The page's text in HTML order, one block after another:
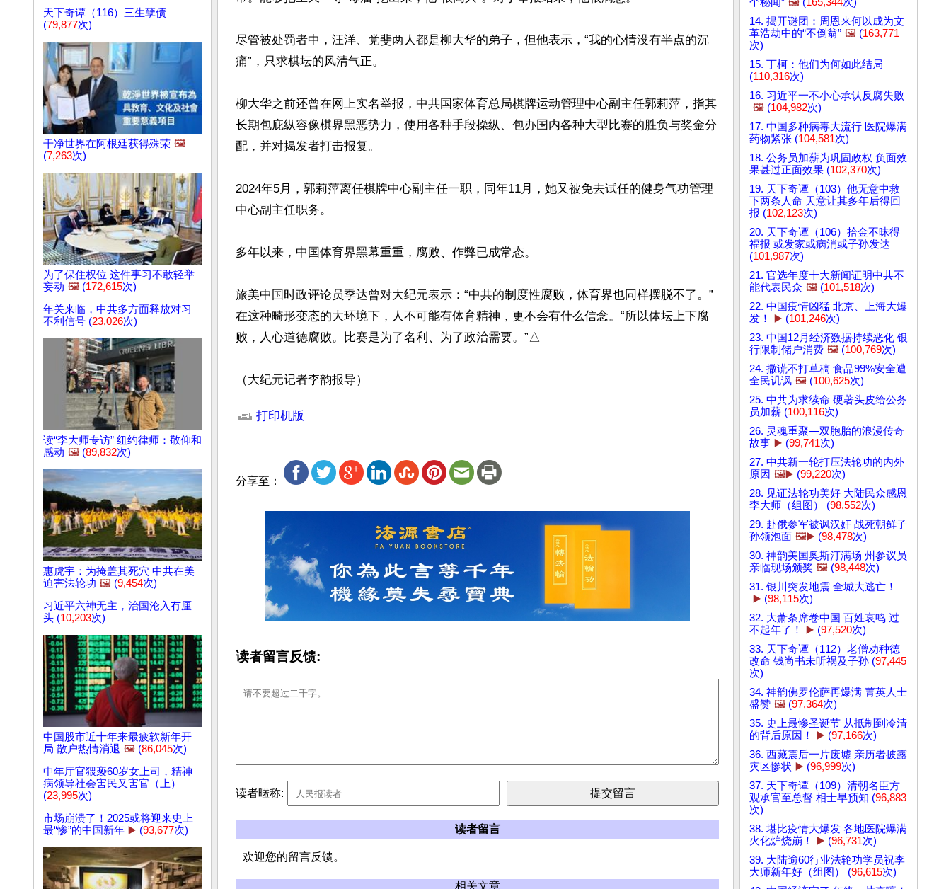
天下奇谭（116）三生孽债
(79,877次)
干净世界在阿根廷获得殊荣 🖼️
(7,263次)
为了保住权位 这件事习不敢轻举
妄动 🖼️ (172,615次)
年关来临，中共多方面释放对习
不利信号 (23,026次)
读“李大师专访” 纽约律师：敬仰和
感动 🖼️ (89,832次)
惠虎宇：为掩盖其死穴 中共在美
迫害法轮功 🖼️ (9,454次)
习近平六神无主，治国沦入冇厘
头 (10,203次)
中国股市近十年来最疲软新年开
局 散户热情消退 🖼️ (86,045次)
中年厅官猥亵60岁女上司，精神
病领导社会害民又害官（上）
(23,995次)
市场崩溃了！2025或将迎来史上
最“惨”的中国新年 ▶️ (93,677次)
尽管被处罚者中，汪洋、党斐两人都是柳大华的弟子，但他表示，“我的心情没有半点的沉
痛”，只求棋坛的风清气正。
柳大华之前还曾在网上实名举报，中共国家体育总局棋牌运动管理中心副主任郭莉萍，指其
长期包庇纵容像棋界黑恶势力，使用各种手段操纵、包办国内各种大型比赛的胜负与奖金分
配，并对揭发者打击报复。
2024年5月，郭莉萍离任棋牌中心副主任一职，同年11月，她又被免去试任的健身气功管理
中心副主任职务。
多年以来，中国体育界黑幕重重，腐败、作弊已成常态。
旅美中国时政评论员季达曾对大纪元表示：“中共的制度性腐败，体育界也同样摆脱不了。”
在这种畸形变态的大环境下，人不可能有体育精神，更不会有什么信念。“所以体坛上下腐
败，人心道德腐败。比赛是为了名利、为了政治需要。”△
（大纪元记者李韵报导）
打印机版
分享至：
读者留言反馈:
读者暱称:
读者留言
欢迎您的留言反馈。
相关文章
14. 揭开谜团：周恩来何以成为文
革浩劫中的“不倒翁” 🖼️ (163,771
次)
15. 丁柯：他们为何如此结局
(110,316次)
16. 习近平一不小心承认反腐失败
🖼️ (104,982次)
17. 中国多种病毒大流行 医院爆满
药物紧张 (104,581次)
18. 公务员加薪为巩固政权 负面效
果甚过正面效果 (102,370次)
19. 天下奇谭（103）他无意中救
下两条人命 天意让其多年后得回
报 (102,123次)
20. 天下奇谭（106）拾金不昧得
福报 或发家或病消或子孙发达
(101,987次)
21. 官选年度十大新闻证明中共不
能代表民众 🖼️ (101,518次)
22. 中国疫情凶猛 北京、上海大爆
发！
▶️ (101,246次)
23. 中国12月经济数据持续恶化 银
行限制储户消费 🖼️ (100,769次)
24. 撒谎不打草稿 食品99%安全遭
全民讥讽 🖼️ (100,625次)
25. 中共为求续命 硬著头皮给公务
员加薪 (100,116次)
26. 灵魂重聚—双胞胎的浪漫传奇
故事 ▶️ (99,741次)
27. 中共新一轮打压法轮功的内外
原因 🖼️▶️ (99,220次)
28. 见证法轮功美好 大陆民众感恩
李大师（组图） (98,552次)
29. 赴俄参军被讽汉奸 战死朝鲜子
孙领泡面 🖼️▶️ (98,478次)
30. 神韵美国奥斯汀满场 州参议员
亲临现场颁奖 🖼️ (98,448次)
31. 银川突发地震 全城大逃亡！
▶️ (98,115次)
32. 大萧条席卷中国 百姓哀鸣 过
不起年了！
▶️ (97,520次)
33. 天下奇谭（112）老僧劝种德
改命 钱尚书未听祸及子孙 (97,445
次)
34. 神韵佛罗伦萨再爆满 菁英人士
盛赞 🖼️ (97,364次)
35. 史上最惨圣诞节 从抵制到冷清
的背后原因！
▶️ (97,166次)
36. 西藏震后一片废墟 亲历者披露
灾区惨状 ▶️ (96,999次)
37. 天下奇谭（109）清朝名臣方
观承官至总督 相士早预知 (96,883
次)
38. 堪比疫情大爆发 各地医院爆满
火化炉烧崩！
▶️ (96,731次)
39. 大陆逾60行业法轮功学员祝李
大师新年好（组图） (96,615次)